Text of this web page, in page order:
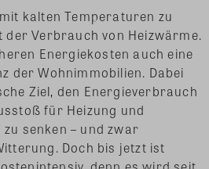
kalten Temperaturen zu
der Verbrauch von Heizwärme.
Energiekosten auch eine
der Wohnimmobilien. Dabei
Ziel, den Energieverbrauch
für Heizung und
senken – und zwar
Doch bis jetzt ist